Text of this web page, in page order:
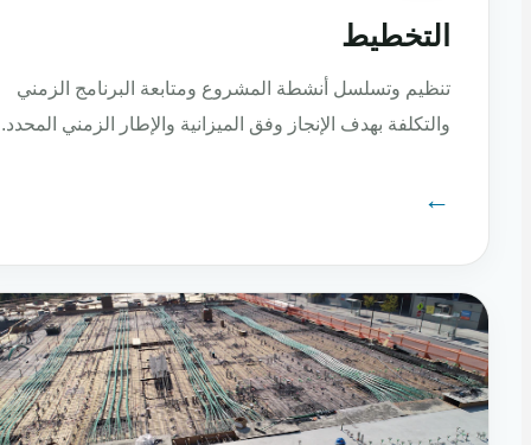
التخطيط
تنظيم وتسلسل أنشطة المشروع ومتابعة البرنامج الزمني
والتكلفة بهدف الإنجاز وفق الميزانية والإطار الزمني المحدد.